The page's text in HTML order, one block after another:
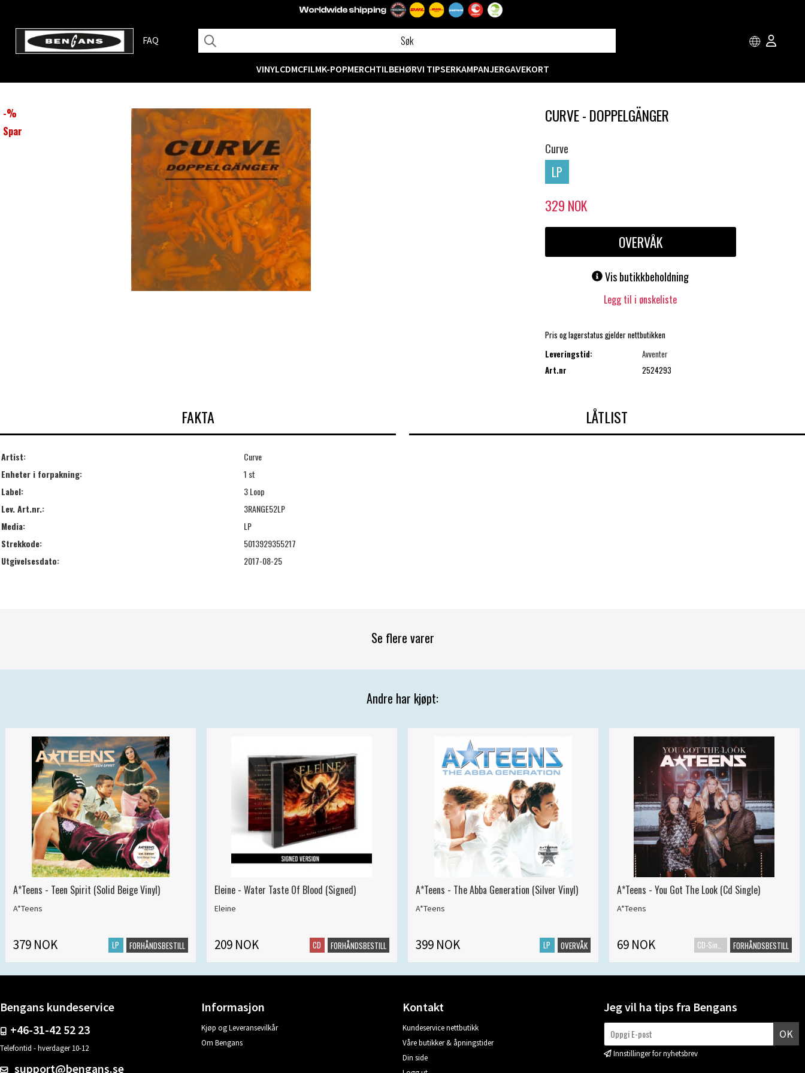
FAQ
VINYLCDMCFILMK-POPMERCHTILBEHØRVI TIPSERKAMPANJERGAVEKORT
-%
Spar
CURVE - DOPPELGÄNGER
Curve
LP
329 NOK
OVERVÅK
Vis butikkbeholdning
Legg til i ønskeliste
Pris og lagerstatus gjelder nettbutikken
Leveringstid:
Avventer
Art.nr
2524293
FAKTA
Artist:
Curve
Enheter i forpakning:
1 st
Label:
3 Loop
Lev. Art.nr.:
3RANGE52LP
Media:
LP
Strekkode:
5013929355217
Utgivelsesdato:
2017-08-25
LÅTLIST
Se flere varer
Andre har kjøpt:
A*Teens - Teen Spirit (Solid Beige Vinyl)
A*Teens
379 NOK LP FORHÅNDSBESTILL
Eleine - Water Taste Of Blood (Signed)
Eleine
209 NOK CD FORHÅNDSBESTILL
A*Teens - The Abba Generation (Silver Vinyl)
A*Teens
399 NOK LP OVERVÅK
A*Teens - You Got The Look (Cd Single)
A*Teens
69 NOK CD-Singel FORHÅNDSBESTILL
Bengans kundeservice
+46-31-42 52 23
Telefontid - hverdager 10-12
support@bengans.se
Informasjon
Kjøp og Leveransevilkår
Om Bengans
Kontakt
Kundeservice nettbutikk
Våre butikker & åpningstider
Din side
Jeg vil ha tips fra Bengans
OK
Innstillinger for nyhetsbrev